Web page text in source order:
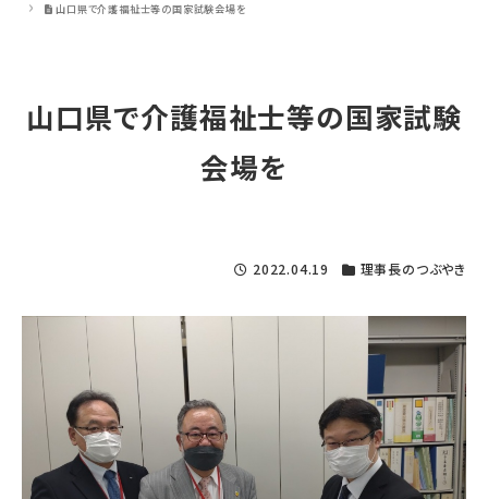
山口県で介護福祉士等の国家試験会場を
山口県で介護福祉士等の国家試験
会場を
2022.04.19 理事長のつぶやき